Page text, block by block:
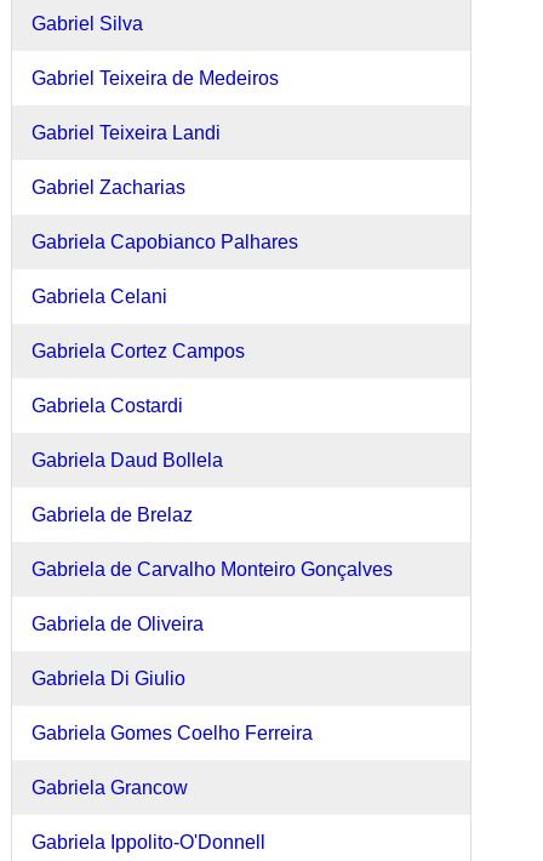
Gabriel Silva
Gabriel Teixeira de Medeiros
Gabriel Teixeira Landi
Gabriel Zacharias
Gabriela Capobianco Palhares
Gabriela Celani
Gabriela Cortez Campos
Gabriela Costardi
Gabriela Daud Bollela
Gabriela de Brelaz
Gabriela de Carvalho Monteiro Gonçalves
Gabriela de Oliveira
Gabriela Di Giulio
Gabriela Gomes Coelho Ferreira
Gabriela Grancow
Gabriela Ippolito-O'Donnell